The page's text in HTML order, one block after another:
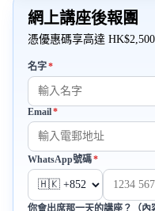
網上講座後報團
憑優惠碼享高達
名字*必填
Email*必填
WhatsApp號碼*必填
你會出席那一天的講座？（內